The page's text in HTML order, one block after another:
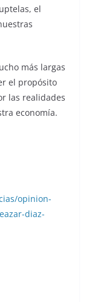
el
más largas
el propósito
las realidades
economía.
opinion-
diaz-